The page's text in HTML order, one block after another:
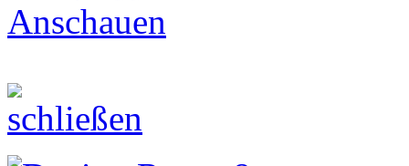
Anschauen